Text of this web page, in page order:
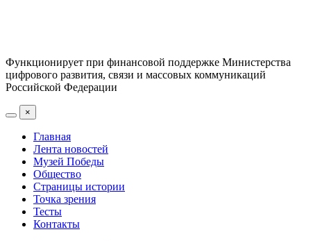
Функционирует при финансовой поддержке Министерства
цифрового развития, связи и массовых коммуникаций
Российской Федерации
×
Главная
Лента новостей
Музей Победы
Общество
Страницы истории
Точка зрения
Тесты
Контакты